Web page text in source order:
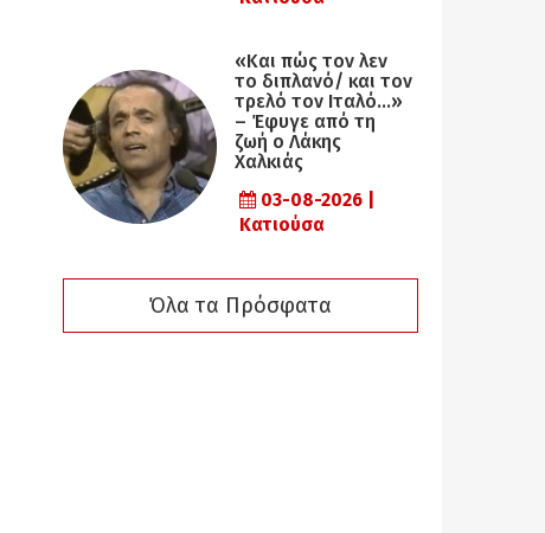
«Και πώς τον λεν
το διπλανό/ και τον
τρελό τον Ιταλό…»
– Έφυγε από τη
ζωή ο Λάκης
Χαλκιάς
03-08-2026 |
Κατιούσα
Όλα τα Πρόσφατα